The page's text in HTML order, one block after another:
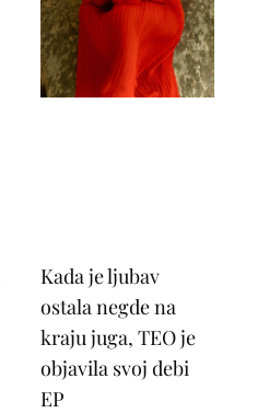
Kada je ljubav
ostala negde na
kraju juga, TEO je
objavila svoj debi
EP